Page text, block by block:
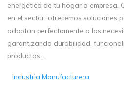
energética de tu hogar o empresa.
en el sector, ofrecemos soluciones
adaptan perfectamente a las
garantizando durabilidad,
productos,...
Industria Manufacturera